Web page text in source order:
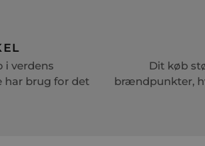
verdens
har brug for det
Dit køb
brændpunkter,